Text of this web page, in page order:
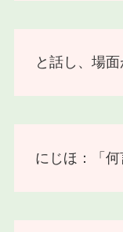
と話し、場面
にじほ：「何